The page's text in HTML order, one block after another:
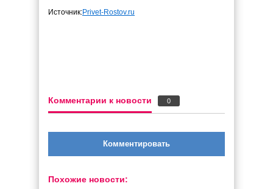
Источник:Privet-Rostov.ru
Комментарии к новости 0
Комментировать
Похожие новости: